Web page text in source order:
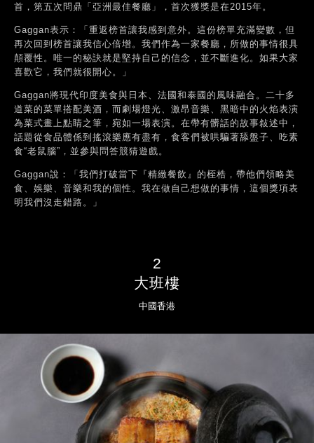
首，第五次問鼎「亞洲最佳餐廳」，首次獲獎是在2015年。
Gaggan表示：「重返榜首讓我感到意外。這份榜單充滿變數，但
再次回到榜首讓我信心倍增。我們作為一家餐廳，所做的事情很具
顛覆性。唯一的秘訣就是堅持自己的信念，並不斷進化。如果大家
喜歡它，我們就很開心。」
Gaggan將現代印度美食與日本、法國和泰國的風味融合。二十多
道菜的菜單搭配美酒，而劇場燈光、激昂音樂、黑暗中的火焰表演
為菜式畫上點睛之筆，宛如一場表演。在帶有髒話的故事敍述中，
話題從食品體係到搖滾樂應有盡有，食客們被哄騙著舔盤子、吃素
食“老鼠腦”，並參與問答競猜遊戲。
Gaggan說：「我們打破當下『精緻餐飲』的桎梏，帶他們領略美
食、娛樂、音樂和我的個性。我在做自己想做的事情，這個獎項表
明我們沒走錯路。」
2
大班樓
中國香港